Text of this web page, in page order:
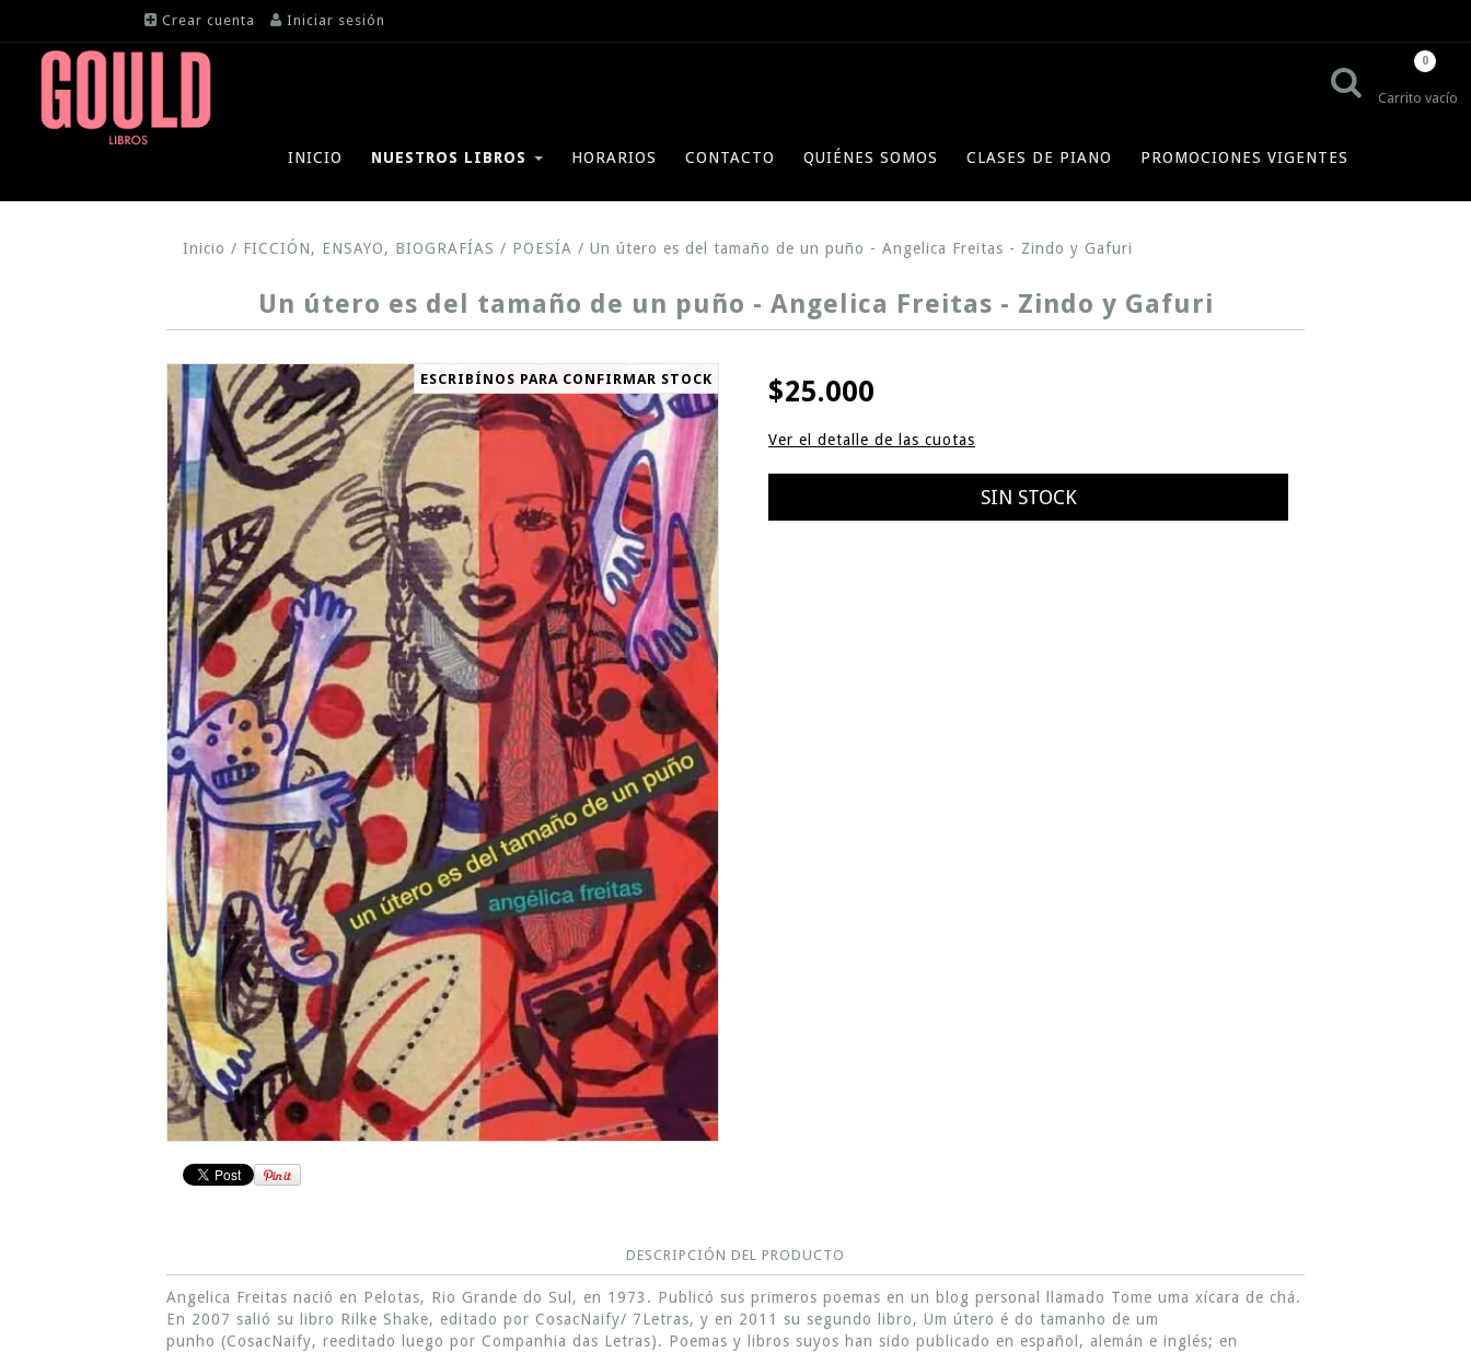
Crear cuenta Iniciar sesión
Carrito vacío
0
INICIO NUESTROS LIBROS HORARIOS CONTACTO QUIÉNES SOMOS CLASES DE PIANO PROMOCIONES VIGENTES
Inicio / FICCIÓN, ENSAYO, BIOGRAFÍAS / POESÍA / Un útero es del tamaño de un puño - Angelica Freitas - Zindo y Gafuri
Un útero es del tamaño de un puño - Angelica Freitas - Zindo y Gafuri
ESCRIBÍNOS PARA CONFIRMAR STOCK $25.000
Ver el detalle de las cuotas
DESCRIPCIÓN DEL PRODUCTO
Angelica Freitas nació en Pelotas, Rio Grande do Sul, en 1973. Publicó sus primeros poemas en un blog personal llamado Tome uma xícara de chá.
En 2007 salió su libro Rilke Shake, editado por CosacNaify/ 7Letras, y en 2011 su segundo libro, Um útero é do tamanho de um
punho (CosacNaify, reeditado luego por Companhia das Letras). Poemas y libros suyos han sido publicado en español, alemán e inglés; en